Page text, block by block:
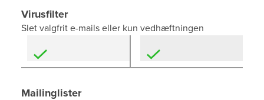
Virusfilter
Slet valgfrit e-mails eller kun vedhæftningen
Mailinglister